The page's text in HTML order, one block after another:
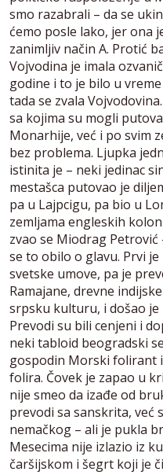
smo razabrali – da se
ćemo posle lako, jer ona
zanimljiv način A. Protić
Vojvodina je imala
godine i to je bilo u
tada se zvala
sa kojima su mogli
Monarhije, već i po svim
bez problema. Ljupka
istinita je – neki jedinac
mestašca putovao je
pa u Lajpcigu, pa bio u
zemljama engleskih
zvao se Miodrag
se to obilo o glavu. Prvi
svetske umove, pa je
Ramajane, drevne
srpsku kulturu, i došao je
Prevodi su bili cenjeni i
neki tabloid beogradski
gospodin Morski folirant
folira. Čovek je zapao u
nije smeo da izađe od
prevodi sa sanskrita, već
nemačkog – ali je pukla
Mesecima nije izlazio iz
čaršijskom i šegrt koji je